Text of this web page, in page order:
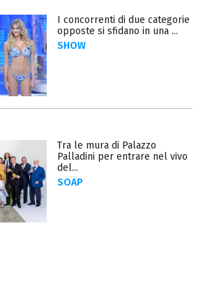
I concorrenti di due categorie
opposte si sfidano in una ...
SHOW
Tra le mura di Palazzo
Palladini per entrare nel vivo
del...
SOAP